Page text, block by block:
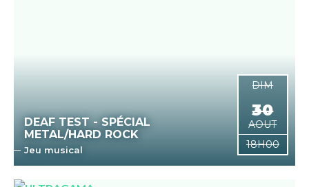
DEAF TEST - SPÉCIAL
METAL/HARD ROCK
Jeu musical
DIM
30
AOUT
18H00